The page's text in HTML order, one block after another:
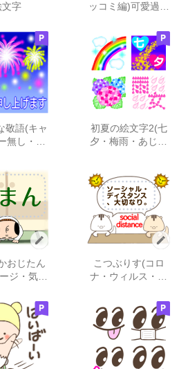
文字
ッコミ編)可愛過ぎ
敬語(キャ
無し・ビ
初夏の絵文字2(七
夕・梅雨・あじさ
おじたん
ジ・気持
こつぶりす(コロ
ナ・ウィルス・メ